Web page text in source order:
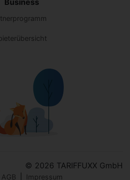
© 2026 TARIFFUXX GmbH
AGB Impressum